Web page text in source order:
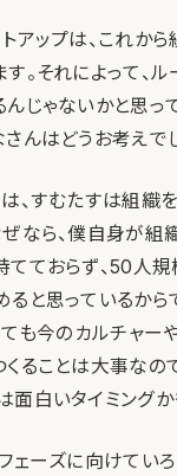
トアップは、これか
。それによって、
じゃないかと思っ
んはどうお考えで
、すむたすは組織
なら、僕自身が組
てておらず、50人
と思っているから
も今のカルチャー
ることは大事なの
面白いタイミングか
フェーズに向けてい